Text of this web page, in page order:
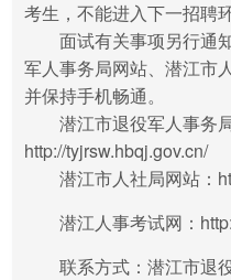
考生，不能进入下一招聘环
面试有关事项另行通
军人事务局网站、潜江市
并保持手机畅通。
潜江市退役军人事务
http://tyjrsw.hbqj.gov.cn/
潜江市人社局网站：
潜江人事考试网：
联系方式：潜江市退